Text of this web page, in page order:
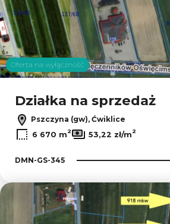
Oferta na wyłączność
Działka na sprzedaż
Pszczyna (gw), Ćwiklice
6 670 m2 53,22 zł/m2
DMN-GS-345